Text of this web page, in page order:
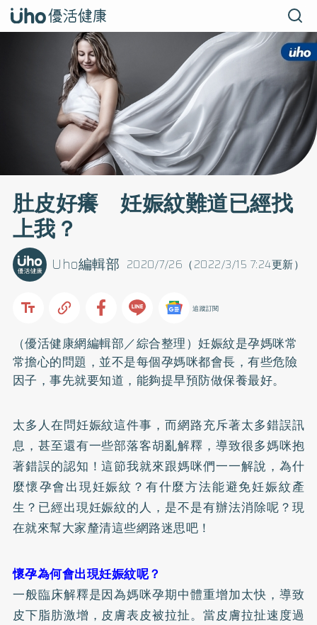
肚皮好癢 妊娠紋難道已經找
上我？
2020/7/26（2022/3/15 7:24更新）
Uho編輯部
追蹤訂閱
（優活健康網編輯部／綜合整理）妊娠紋是孕媽咪常
常擔心的問題，並不是每個孕媽咪都會長，有些危險
因子，事先就要知道，能夠提早預防做保養最好。
太多人在問妊娠紋這件事，而網路充斥著太多錯誤訊
息，甚至還有一些部落客胡亂解釋，導致很多媽咪抱
著錯誤的認知！這節我就來跟媽咪們一一解說，為什
麼懷孕會出現妊娠紋？有什麼方法能避免妊娠紋產
生？已經出現妊娠紋的人，是不是有辦法消除呢？現
在就來幫大家釐清這些網路迷思吧！
懷孕為何會出現妊娠紋呢？
一般臨床解釋是因為媽咪孕期中體重增加太快，導致
皮下脂肪激增，皮膚表皮被拉扯。當皮膚拉扯速度過